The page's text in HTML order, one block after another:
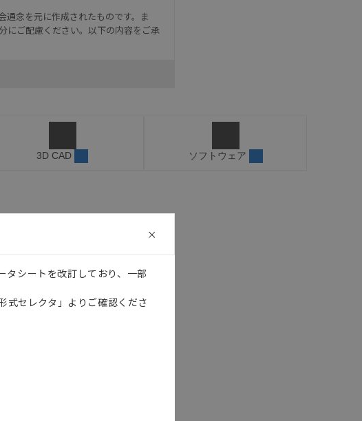
念を元に作成されたものです。ま
にご配慮ください。以下の内容をご承
テム全体として危険を知らせたり、冗
で意図した用途に対して適切に配電・
しては機器・装置の機能や安全性を
いている可能性があります。改めて当
3D CAD ソフトウェア
シートを改訂しており、一部
式セレクタ」よりご確認くださ